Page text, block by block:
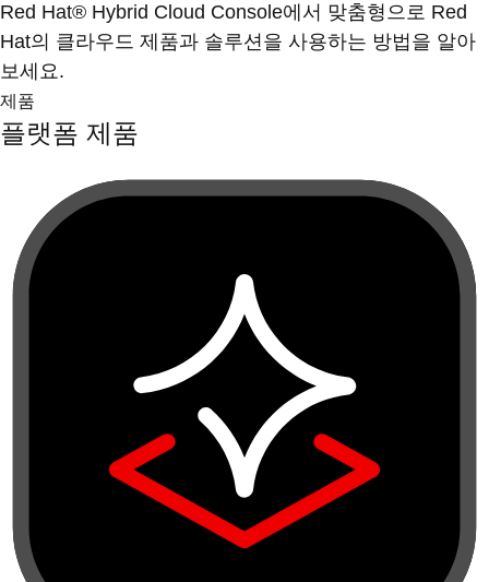
Red Hat® Hybrid Cloud Console에서 맞춤형으로 Red
Hat의 클라우드 제품과 솔루션을 사용하는 방법을 알아
보세요.
제품
플랫폼 제품